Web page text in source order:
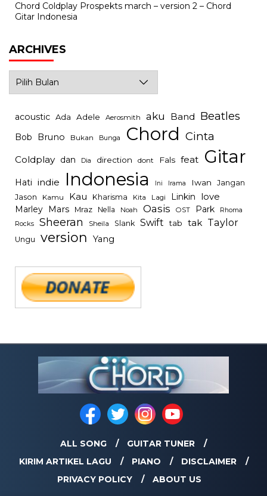
Chord Coldplay Prospekts march – version 2 – Chord
Gitar Indonesia
ARCHIVES
acoustic Ada Adele Aerosmith aku Band Beatles
Bob Bruno Bukan Bunga Chord Cinta
Coldplay dan Dia direction dont Fals feat Gitar
Hati indie Indonesia Ini Irama Iwan Jangan
Jason Kamu Kau Kharisma Kita Lagi Linkin love
Marley Mars Mraz Nella Noah Oasis OST Park Rhoma
Rocks Sheeran Sheila Slank Swift tab tak Taylor
Ungu version Yang
ALL SONG
GUITAR TUNER
KIRIM ARTIKEL LAGU
PIANO
DISCLAIMER
PRIVACY POLICY
ABOUT US